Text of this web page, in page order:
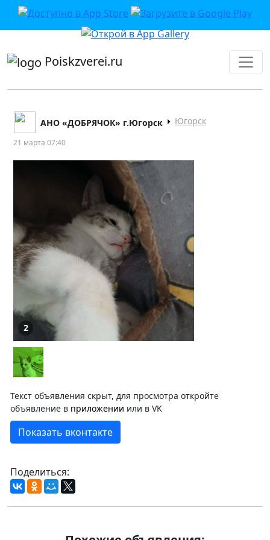
приложении или в VK">
Poiskzverei.ru
АНО «ДОБРЯЧОК» г.Югорск Югорск
21 марта 07:40
2
Текст объявления скрыт, для просмотра откройте
объявление в приложении или в VK
Показать вконтакте
Поделиться: